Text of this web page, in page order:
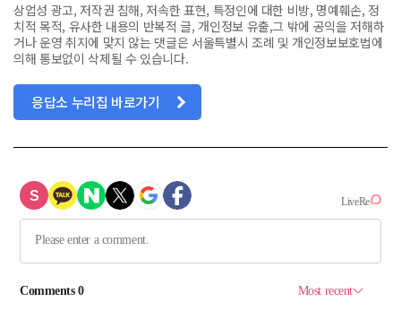
상업성 광고, 저작권 침해, 저속한 표현, 특정인에 대한 비방, 명예훼손, 정
치적 목적, 유사한 내용의 반복적 글, 개인정보 유출,그 밖에 공익을 저해하
거나 운영 취지에 맞지 않는 댓글은 서울특별시 조례 및 개인정보보호법에
의해 통보없이 삭제될 수 있습니다.
응답소 누리집 바로가기